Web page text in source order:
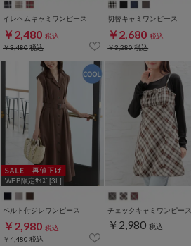
イレヘムキャミワンピース
￥2,480 税込
￥3,480税込
切替キャミワンピース
￥2,680 税込
￥3,280税込
WEB限定ｻｲｽﾞ[3L]
ベルト付ジレワンピース
￥2,980 税込
￥4,480税込
チェックキャミワンピース
￥2,980 税込